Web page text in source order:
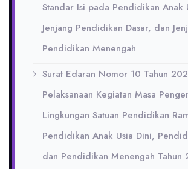
Standar Isi pada Pendidikan Anak
Jenjang Pendidikan Dasar, dan
Pendidikan Menengah
Surat Edaran Nomor 10 Tahun
Pelaksanaan Kegiatan Masa
Lingkungan Satuan Pendidikan
Pendidikan Anak Usia Dini,
dan Pendidikan Menengah